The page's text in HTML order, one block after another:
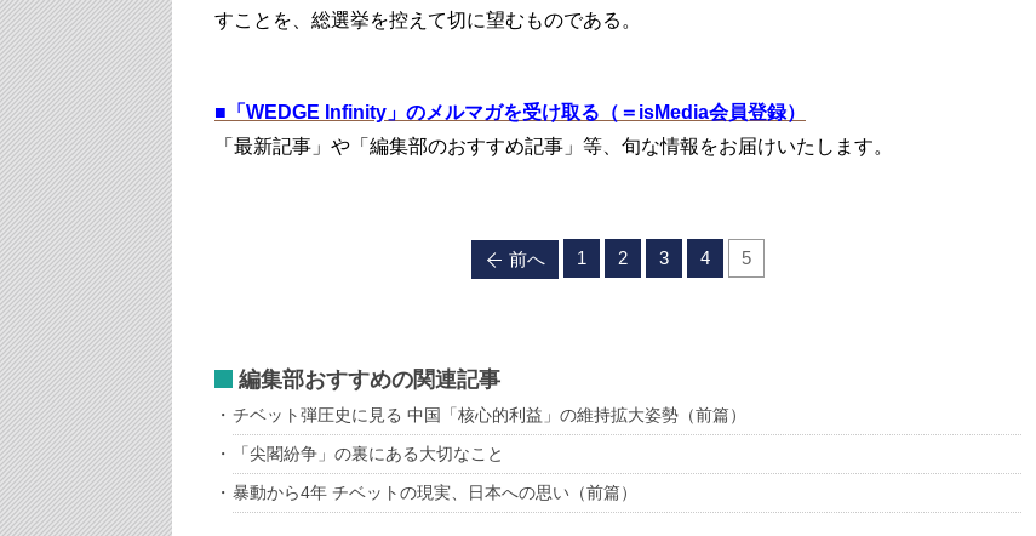
すことを、総選挙を控えて切に望むものである。
■ 「WEDGE Infinity」のメルマガを受け取る（＝isMedia会員登録）
「最新記事」や「編集部のおすすめ記事」等、旬な情報をお届けいたします。
前へ 1 2 3 4 5
編集部おすすめの関連記事
チベット弾圧史に見る 中国「核心的利益」の維持拡大姿勢（前篇）
「尖閣紛争」の裏にある大切なこと
暴動から4年 チベットの現実、日本への思い（前篇）